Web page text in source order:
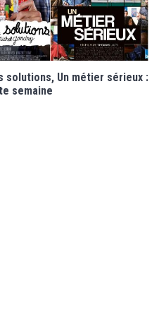
solutions, Un métier sérieux :
semaine